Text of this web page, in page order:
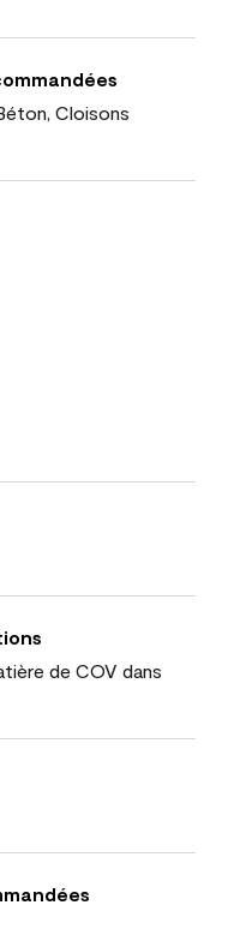
Cloisons
de COV dans